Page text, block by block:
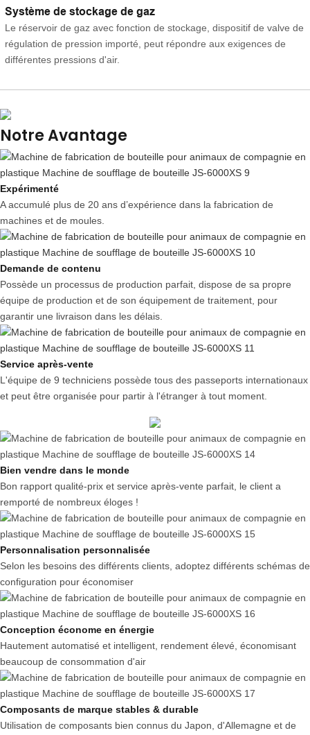
Système de stockage de gaz
Le réservoir de gaz avec fonction de stockage, dispositif de valve de
régulation de pression importé, peut répondre aux exigences de
différentes pressions d'air.
Notre Avantage
Expérimenté
A accumulé plus de 20 ans d’expérience dans la fabrication de
machines et de moules.
Demande de contenu
Possède un processus de production parfait, dispose de sa propre
équipe de production et de son équipement de traitement, pour
garantir une livraison dans les délais.
Service après-vente
L'équipe de 9 techniciens possède tous des passeports internationaux
et peut être organisée pour partir à l'étranger à tout moment.
Bien vendre dans le monde
Bon rapport qualité-prix et service après-vente parfait, le client a
remporté de nombreux éloges !
Personnalisation personnalisée
Selon les besoins des différents clients, adoptez différents schémas de
configuration pour économiser
Conception économe en énergie
Hautement automatisé et intelligent, rendement élevé, économisant
beaucoup de consommation d'air
Composants de marque stables & durable
Utilisation de composants bien connus du Japon, d'Allemagne et de